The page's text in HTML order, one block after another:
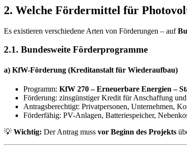
2. Welche Fördermittel für
Es existieren verschiedene Arten von Förderungen – auf
2.1. Bundesweite Förderprogramme
a) KfW-Förderung (Kreditanstalt für Wiederaufbau)
Programm: KfW 270 – Erneuerbare Energien –
Förderung: zinsgünstiger Kredit für Anschaffung
Antragsberechtigt: Privatpersonen, Unternehmen,
Förderfähig: PV-Anlagen, Batteriespeicher,
💡 Wichtig: Der Antrag muss vor Beginn des Projekts